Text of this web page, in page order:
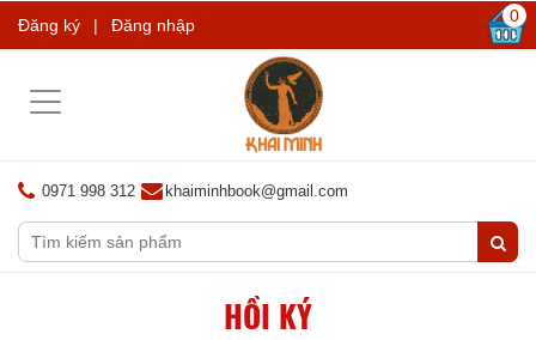
Đăng ký | Đăng nhập 0
Toggle
0971 998 312 khaiminhbook@gmail.com
HỒI KÝ